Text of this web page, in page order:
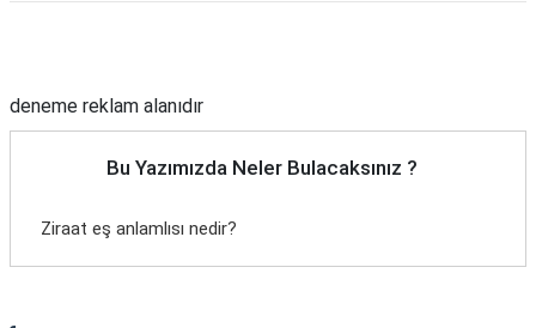
deneme reklam alanıdır
Bu Yazımızda Neler Bulacaksınız ?
Ziraat eş anlamlısı nedir?